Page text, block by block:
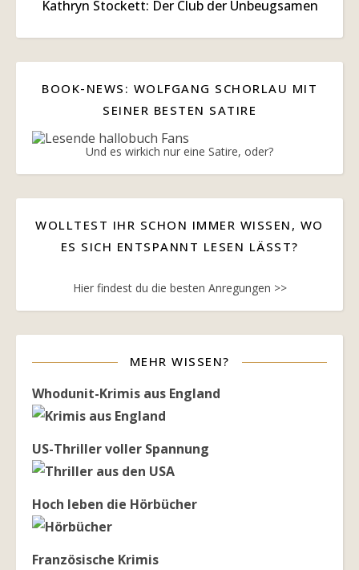
Kathryn Stockett: Der Club der Unbeugsamen
BOOK-NEWS: WOLFGANG SCHORLAU MIT
SEINER BESTEN SATIRE
Und es wirkich nur eine Satire, oder?
WOLLTEST IHR SCHON IMMER WISSEN, WO
ES SICH ENTSPANNT LESEN LÄSST?
Hier findest du die besten Anregungen >>
MEHR WISSEN?
Whodunit-Krimis aus England
US-Thriller voller Spannung
Hoch leben die Hörbücher
Französische Krimis